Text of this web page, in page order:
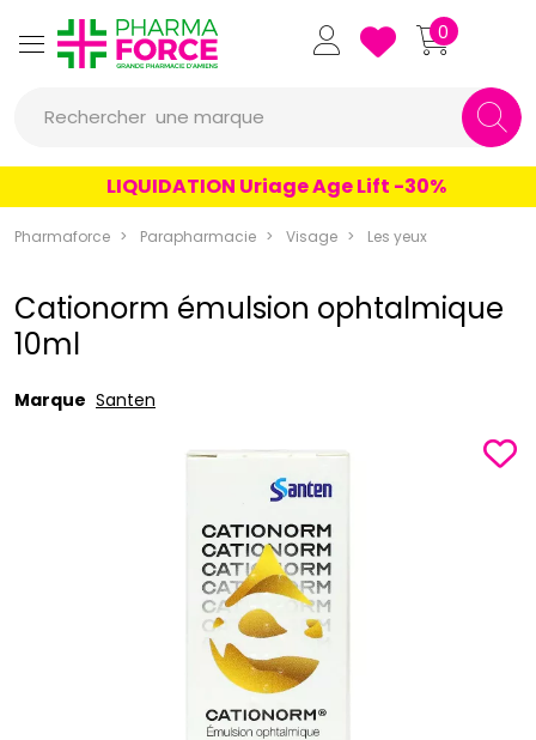
Pharmaforce Grande Pharmacie
0
Rechercher une marque
un conseil
un produit
LIQUIDATION Uriage Age Lift -30%
Pharmaforce Parapharmacie Visage Les yeux
Cationorm émulsion ophtalmique
10ml
Marque Santen